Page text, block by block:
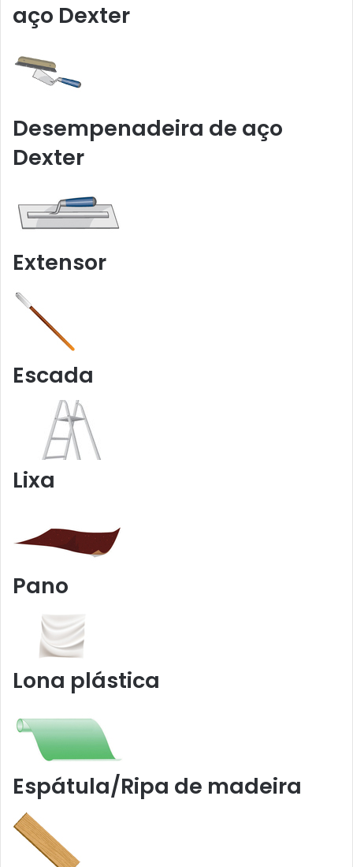
aço Dexter
Desempenadeira de aço
Dexter
Extensor
Escada
Lixa
Pano
Lona plástica
Espátula/Ripa de madeira